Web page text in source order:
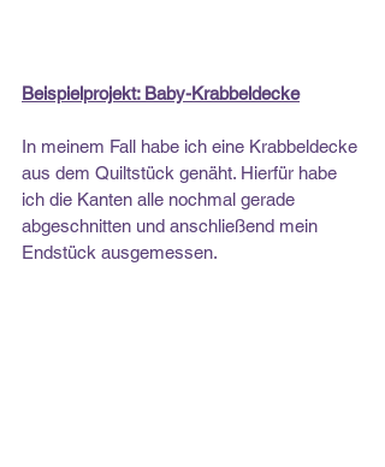
Beispielprojekt: Baby-Krabbeldecke
In meinem Fall habe ich eine Krabbeldecke
aus dem Quiltstück genäht. Hierfür habe
ich die Kanten alle nochmal gerade
abgeschnitten und anschließend mein
Endstück ausgemessen.